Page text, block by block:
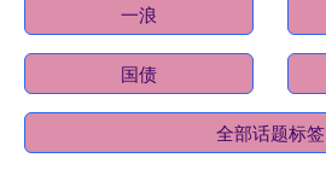
一浪
国债
全部话题标签